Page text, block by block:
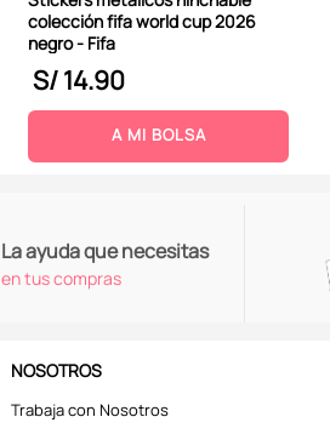
colección fifa world cup 2026
negro - Fifa
S/14.90
A MI BOLSA
La ayuda que necesitas
en tus compras
NOSOTROS
Trabaja con Nosotros